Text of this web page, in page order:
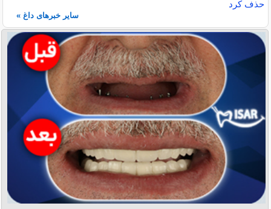
حذف کرد
سایر خبرهای داغ »